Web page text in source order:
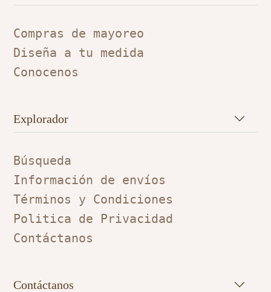
Compras de mayoreo
Diseña a tu medida
Conocenos
Explorador
Búsqueda
Información de envíos
Términos y Condiciones
Politica de Privacidad
Contáctanos
Contáctanos